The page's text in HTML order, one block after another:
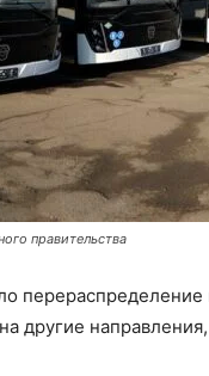
правительства
другие